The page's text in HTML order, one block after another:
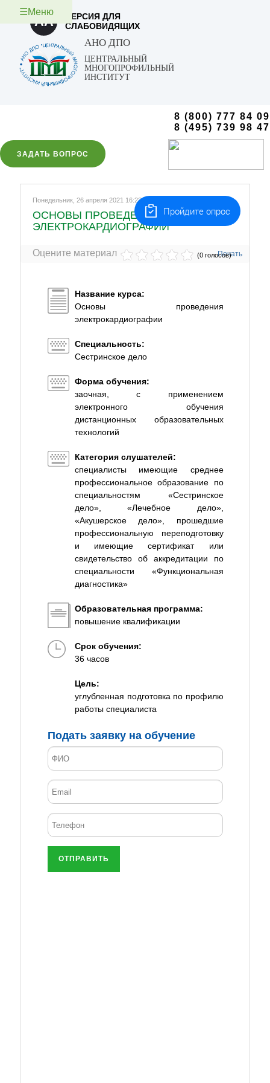
☰Меню
AA
ВЕРСИЯ ДЛЯ
СЛАБОВИДЯЩИХ
АНО ДПО
ЦЕНТРАЛЬНЫЙ
МНОГОПРОФИЛЬНЫЙ
ИНСТИТУТ
8 (800) 777 84 09
8 (495) 739 98 47
ЗАДАТЬ ВОПРОС
Понедельник, 26 апреля 2021 16:23
ОСНОВЫ ПРОВЕДЕНИЯ
ЭЛЕКТРОКАРДИОГРАФИИ
Печать
Оцените материал (0 голосов)
Название курса:
Основы проведения
электрокардиографии
Специальность:
Сестринское дело
Форма обучения:
заочная, с применением
электронного обучения
дистанционных образовательных
технологий
Категория слушателей:
специалисты имеющие среднее
профессиональное образование по
специальностям «Сестринское
дело», «Лечебное дело»,
«Акушерское дело», прошедшие
профессиональную переподготовку
и имеющие сертификат или
свидетельство об аккредитации по
специальности «Функциональная
диагностика»
Образовательная программа:
повышение квалификации
Срок обучения:
36 часов
Цель:
углубленная подготовка по профилю
работы специалиста
Подать заявку на обучение
ОТПРАВИТЬ
Пройдите опрос